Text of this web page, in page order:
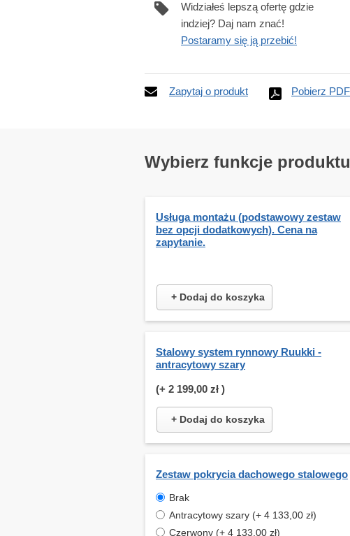
Widziałeś lepszą ofertę gdzie
indziej? Daj nam znać!
Postaramy się ją przebić!
Zapytaj o produkt Pobierz
Wybierz funkcje
Usługa montażu (podstawowy zestaw
bez opcji dodatkowych). Cena na
zapytanie.
+ Dodaj do koszyka
Stalowy system rynnowy Ruukki -
antracytowy szary
(+ 2 199,00 zł )
+ Dodaj do koszyka
Zestaw pokrycia dachowego stalowego
Brak
Antracytowy szary (+ 4 133,00 zł)
Czerwony (+ 4 133,00 zł)